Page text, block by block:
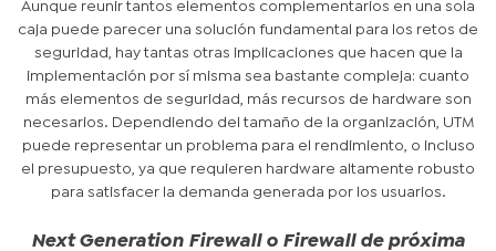
Aunque reunir tantos elementos complementarios en una sola
caja puede parecer una solución fundamental para los retos de
seguridad, hay tantas otras implicaciones que hacen que la
implementación por sí misma sea bastante compleja: cuanto
más elementos de seguridad, más recursos de hardware son
necesarios. Dependiendo del tamaño de la organización, UTM
puede representar un problema para el rendimiento, o incluso
el presupuesto, ya que requieren hardware altamente robusto
para satisfacer la demanda generada por los usuarios.
Next Generation Firewall o Firewall de próxima